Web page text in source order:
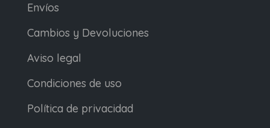
Envíos
Cambios y Devoluciones
Aviso legal
Condiciones de uso
Política de privacidad